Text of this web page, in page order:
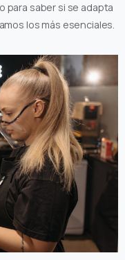
para saber si se adapta
los más esenciales.